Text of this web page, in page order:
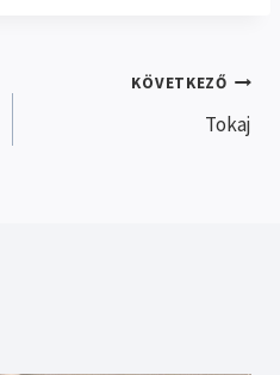
KÖVETKEZŐ
Tokaj